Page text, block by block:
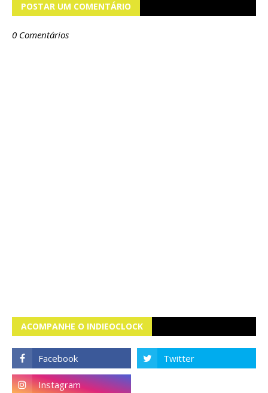
POSTAR UM COMENTÁRIO
0 Comentários
ACOMPANHE O INDIEOCLOCK